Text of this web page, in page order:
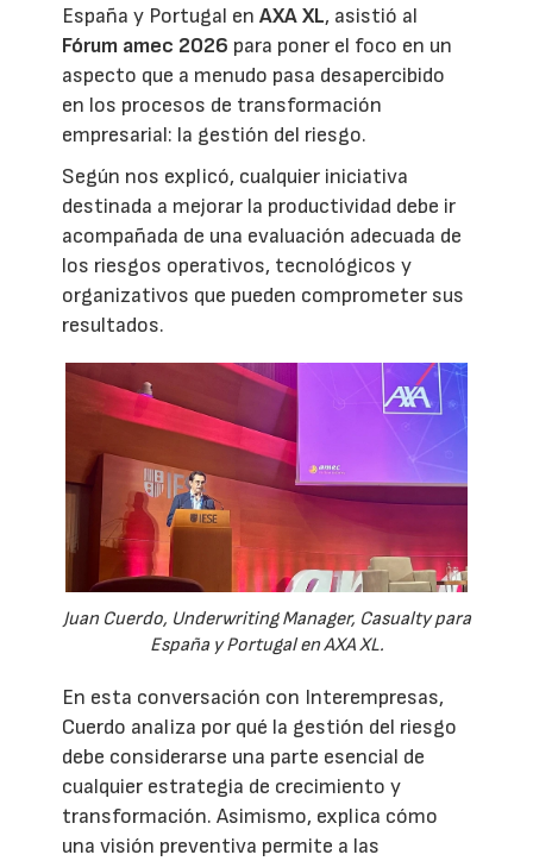
España y Portugal enAXA XL, asistió al
Fórum amec 2026 para poner el foco en un
aspecto que a menudo pasa desapercibido
en los procesos de transformación
empresarial: la gestión del riesgo.
Según nos explicó, cualquier iniciativa
destinada a mejorar la productividad debe ir
acompañada de una evaluación adecuada de
los riesgos operativos, tecnológicos y
organizativos que pueden comprometer sus
resultados.
Juan Cuerdo, Underwriting Manager, Casualty para
España y Portugal en AXA XL.
En esta conversación con Interempresas,
Cuerdo analiza por qué la gestión del riesgo
debe considerarse una parte esencial de
cualquier estrategia de crecimiento y
transformación. Asimismo, explica cómo
una visión preventiva permite a las